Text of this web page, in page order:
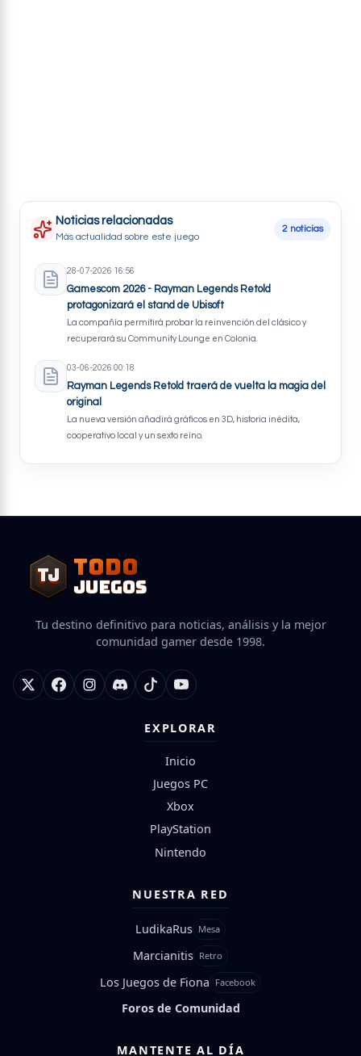
Noticias relacionadas
Más actualidad sobre este juego
2 noticias
28-07-2026 16:56
Gamescom 2026 - Rayman Legends Retold
protagonizará el stand de Ubisoft
La compañía permitirá probar la reinvención del clásico y
recuperará su Community Lounge en Colonia.
03-06-2026 00:18
Rayman Legends Retold traerá de vuelta la magia del
original
La nueva versión añadirá gráficos en 3D, historia inédita,
cooperativo local y un sexto reino.
TJ
TJ TODO
JUEGOS
Tu destino definitivo para noticias, análisis y la mejor
comunidad gamer desde 1998.
EXPLORAR
Inicio
Juegos PC
Xbox
PlayStation
Nintendo
NUESTRA RED
LudikaRus Mesa
Marcianitis Retro
Los Juegos de Fiona Facebook
Foros de Comunidad
MANTENTE AL DÍA